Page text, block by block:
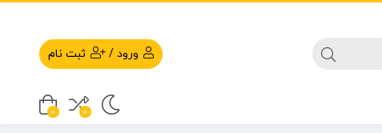
ورود / ثبت نام
0
0